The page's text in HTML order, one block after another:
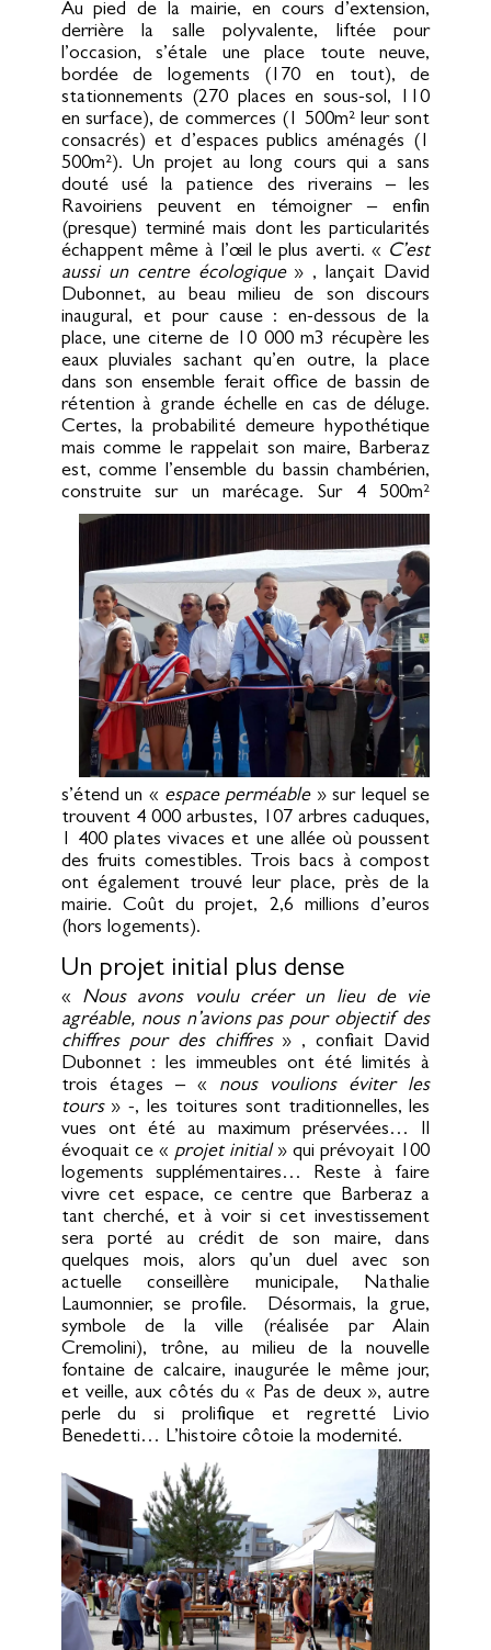
Au pied de la mairie, en cours d’extension,
derrière la salle polyvalente, liftée pour
l’occasion, s’étale une place toute neuve,
bordée de logements (170 en tout), de
stationnements (270 places en sous-sol, 110
en surface), de commerces (1 500m² leur sont
consacrés) et d’espaces publics aménagés (1
500m²). Un projet au long cours qui a sans
douté usé la patience des riverains – les
Ravoiriens peuvent en témoigner – enfin
(presque) terminé mais dont les particularités
échappent même à l’œil le plus averti. « C’est
aussi un centre écologique» , lançait David
Dubonnet, au beau milieu de son discours
inaugural, et pour cause : en-dessous de la
place, une citerne de 10 000 m3 récupère les
eaux pluviales sachant qu’en outre, la place
dans son ensemble ferait office de bassin de
rétention à grande échelle en cas de déluge.
Certes, la probabilité demeure hypothétique
mais comme le rappelait son maire, Barberaz
est, comme l’ensemble du bassin chambérien,
construite sur un marécage.Sur 4 500m²
s’étend un « espace perméable» sur lequel se
trouvent 4 000 arbustes, 107 arbres caduques,
1 400 plates vivaces et une allée où poussent
des fruits comestibles. Trois bacs à compost
ont également trouvé leur place, près de la
mairie. Coût du projet, 2,6 millions d’euros
(hors logements).
Un projet initial plus dense
« Nous avons voulu créer un lieu de vie
agréable, nous n’avions pas pour objectif des
chiffres pour des chiffres» , confiait David
Dubonnet : les immeubles ont été limités à
trois étages – « nous voulions éviter les
tours» -, les toitures sont traditionnelles, les
vues ont été au maximum préservées… Il
évoquait ce « projet initial» qui prévoyait 100
logements supplémentaires… Reste à faire
vivre cet espace, ce centre que Barberaz a
tant cherché, et à voir si cet investissement
sera porté au crédit de son maire, dans
quelques mois, alors qu’un duel avec son
actuelle conseillère municipale, Nathalie
Laumonnier, se profile. Désormais, la grue,
symbole de la ville (réalisée par Alain
Cremolini), trône, au milieu de la nouvelle
fontaine de calcaire, inaugurée le même jour,
et veille, aux côtés du « Pas de deux », autre
perle du si prolifique et regretté Livio
Benedetti… L’histoire côtoie la modernité.